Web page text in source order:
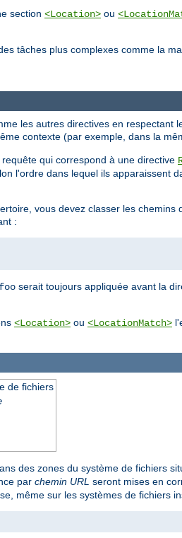
section <Location> ou
tâches plus complexes comme la
les autres directives en respectant
contexte (par exemple, dans la
qui correspond à une directive
l'ordre dans lequel ils apparaissent
vous devez classer les
:
serait toujours appliquée avant la
<Location> ou <LocationMatch>
de fichiers
des zones du système de fichiers
par chemin URL seront mises en
même sur les systèmes de fichiers